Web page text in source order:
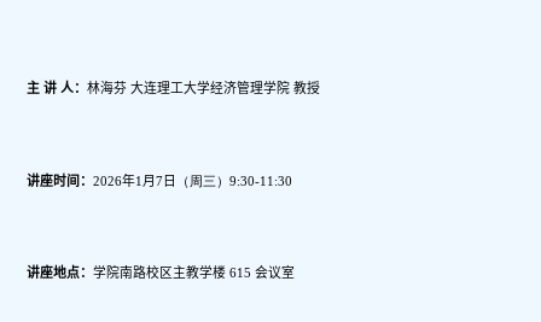
主 讲 人：林海芬 大连理工大学经济管理学院 教授
讲座时间：2026年1月7日 （周三）9:30-11:30
讲座地点：学院南路校区主教学楼 615 会议室